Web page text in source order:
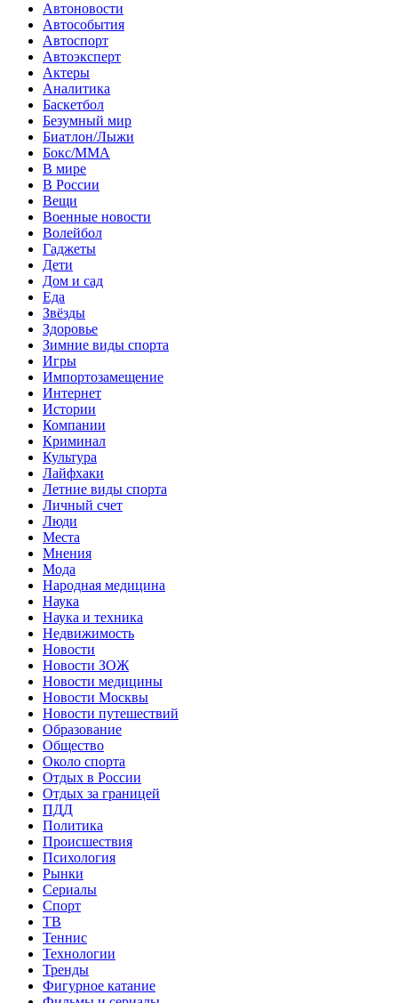
Автоновости
Автособытия
Автоспорт
Автоэксперт
Актеры
Аналитика
Баскетбол
Безумный мир
Биатлон/Лыжи
Бокс/MMA
В мире
В России
Вещи
Военные новости
Волейбол
Гаджеты
Дети
Дом и сад
Еда
Звёзды
Здоровье
Зимние виды спорта
Игры
Импортозамещение
Интернет
Истории
Компании
Криминал
Культура
Лайфхаки
Летние виды спорта
Личный счет
Люди
Места
Мнения
Мода
Народная медицина
Наука
Наука и техника
Недвижимость
Новости
Новости ЗОЖ
Новости медицины
Новости Москвы
Новости путешествий
Образование
Общество
Около спорта
Отдых в России
Отдых за границей
ПДД
Политика
Происшествия
Психология
Рынки
Сериалы
Спорт
ТВ
Теннис
Технологии
Тренды
Фигурное катание